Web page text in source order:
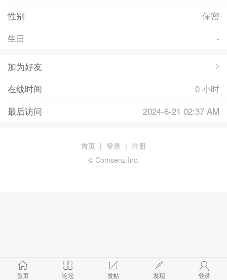
性别
保密
生日
-
加为好友
在线时间
0 小时
最后访问
2024-6-21 02:37 AM
首页 论坛 发帖 发现 登录
首页 | 登录 | 注册
© Comsenz Inc.